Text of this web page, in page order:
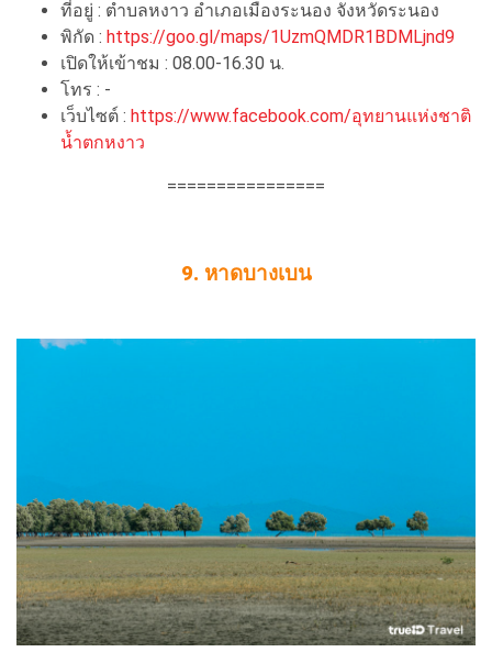
ที่อยู่ : ตำบลหงาว อำเภอเมืองระนอง จังหวัดระนอง
พิกัด : https://goo.gl/maps/1UzmQMDR1BDMLjnd9
เปิดให้เข้าชม : 08.00-16.30 น.
โทร : -
เว็บไซต์ : https://www.facebook.com/อุทยานแห่งชาติ
น้ำตกหงาว
================
9. หาดบางเบน